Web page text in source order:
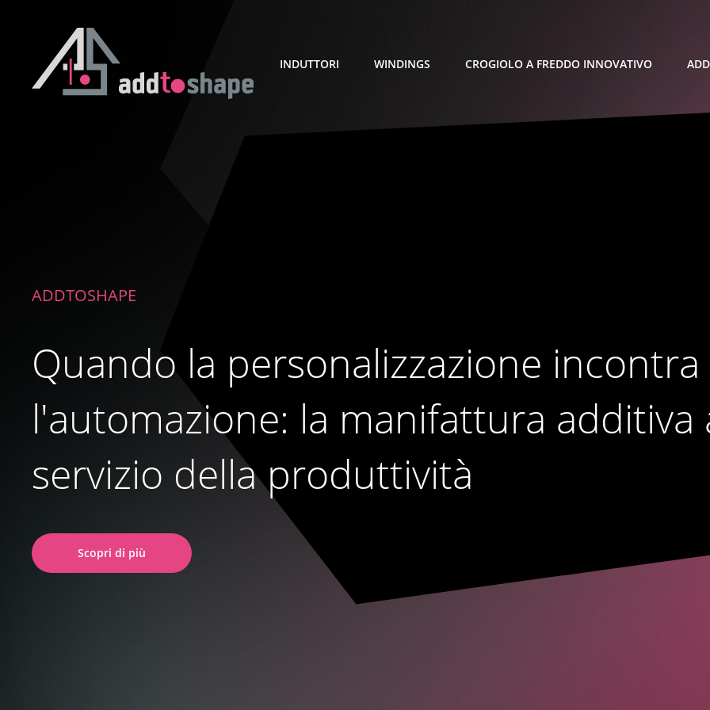
INDUTTORI WINDINGS CROGIOLO A FREDDO INNOVATIVO
ADDTOSHAPE
Quando la personalizzazione incontra
l'automazione: la manifattura additiva
servizio della produttività
Scopri di più